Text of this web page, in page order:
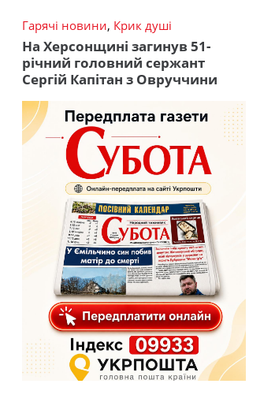
Гарячі новини, Крик душі
На Херсонщині загинув 51-
річний головний сержант
Сергій Капітан з Овруччини